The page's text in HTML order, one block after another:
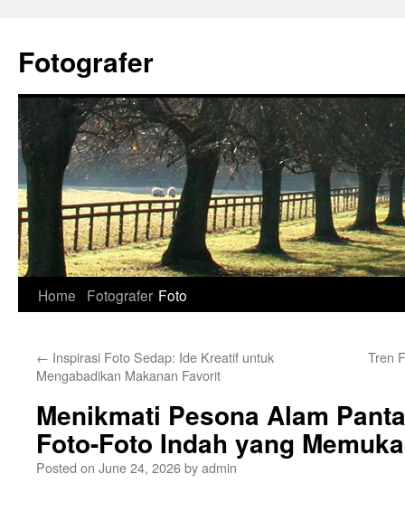
content
Fotografer
Home Fotografer Foto
← Inspirasi Foto Sedap: Ide Kreatif untuk
Mengabadikan Makanan Favorit
Tren
Menikmati Pesona Alam
Foto-Foto Indah yang
Posted on June 24, 2026byadmin